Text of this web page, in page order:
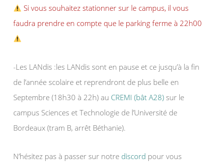
Si vous souhaitez stationner sur le campus, il vous
faudra prendre en compte que le parking ferme à 22h00
-Les LANdis :les LANdis sont en pause et ce jusqu’à la fin
de l’année scolaire et reprendront de plus belle en
Septembre (18h30 à 22h) au CREMI (bât A28) sur le
campus Sciences et Technologie de l’Université de
Bordeaux (tram B, arrêt Béthanie).
N’hésitez pas à passer sur notre discord pour vous